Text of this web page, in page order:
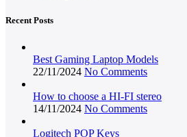
Recent Posts
Best Gaming Laptop Models
22/11/2024 No Comments
How to choose a HI-FI stereo
14/11/2024 No Comments
Logitech POP Keys